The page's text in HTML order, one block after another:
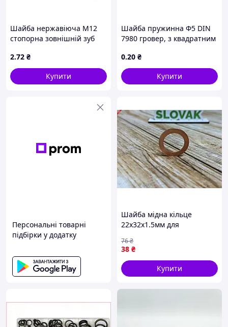
Шайба нержавіюча М12
стопорна зовнішній зуб
2.72 ₴
Купити
Шайба пружинна Ф5 DIN
7980 гровер, з квадратним
0.20 ₴
Купити
Персональні товарні
підбірки у додатку
Шайба мідна кільце
22х32х1.5мм для
для надійного ущільнення
та кріплення
38 ₴
76₴
Купити